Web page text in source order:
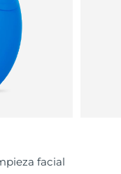
facial